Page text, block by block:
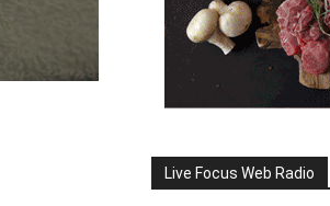
Live Focus Web Radio